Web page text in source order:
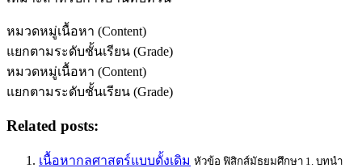
หมวดหมู่เนื้อหา (Content)
แยกตามระดับชั้นเรียน (Grade)
หมวดหมู่เนื้อหา (Content)
แยกตามระดับชั้นเรียน (Grade)
Related posts:
เนื้อหากลศาสตร์แบบดั้งเดิม หัวข้อ ฟิสิกส์มัธยมศึกษา 1. บทนำ